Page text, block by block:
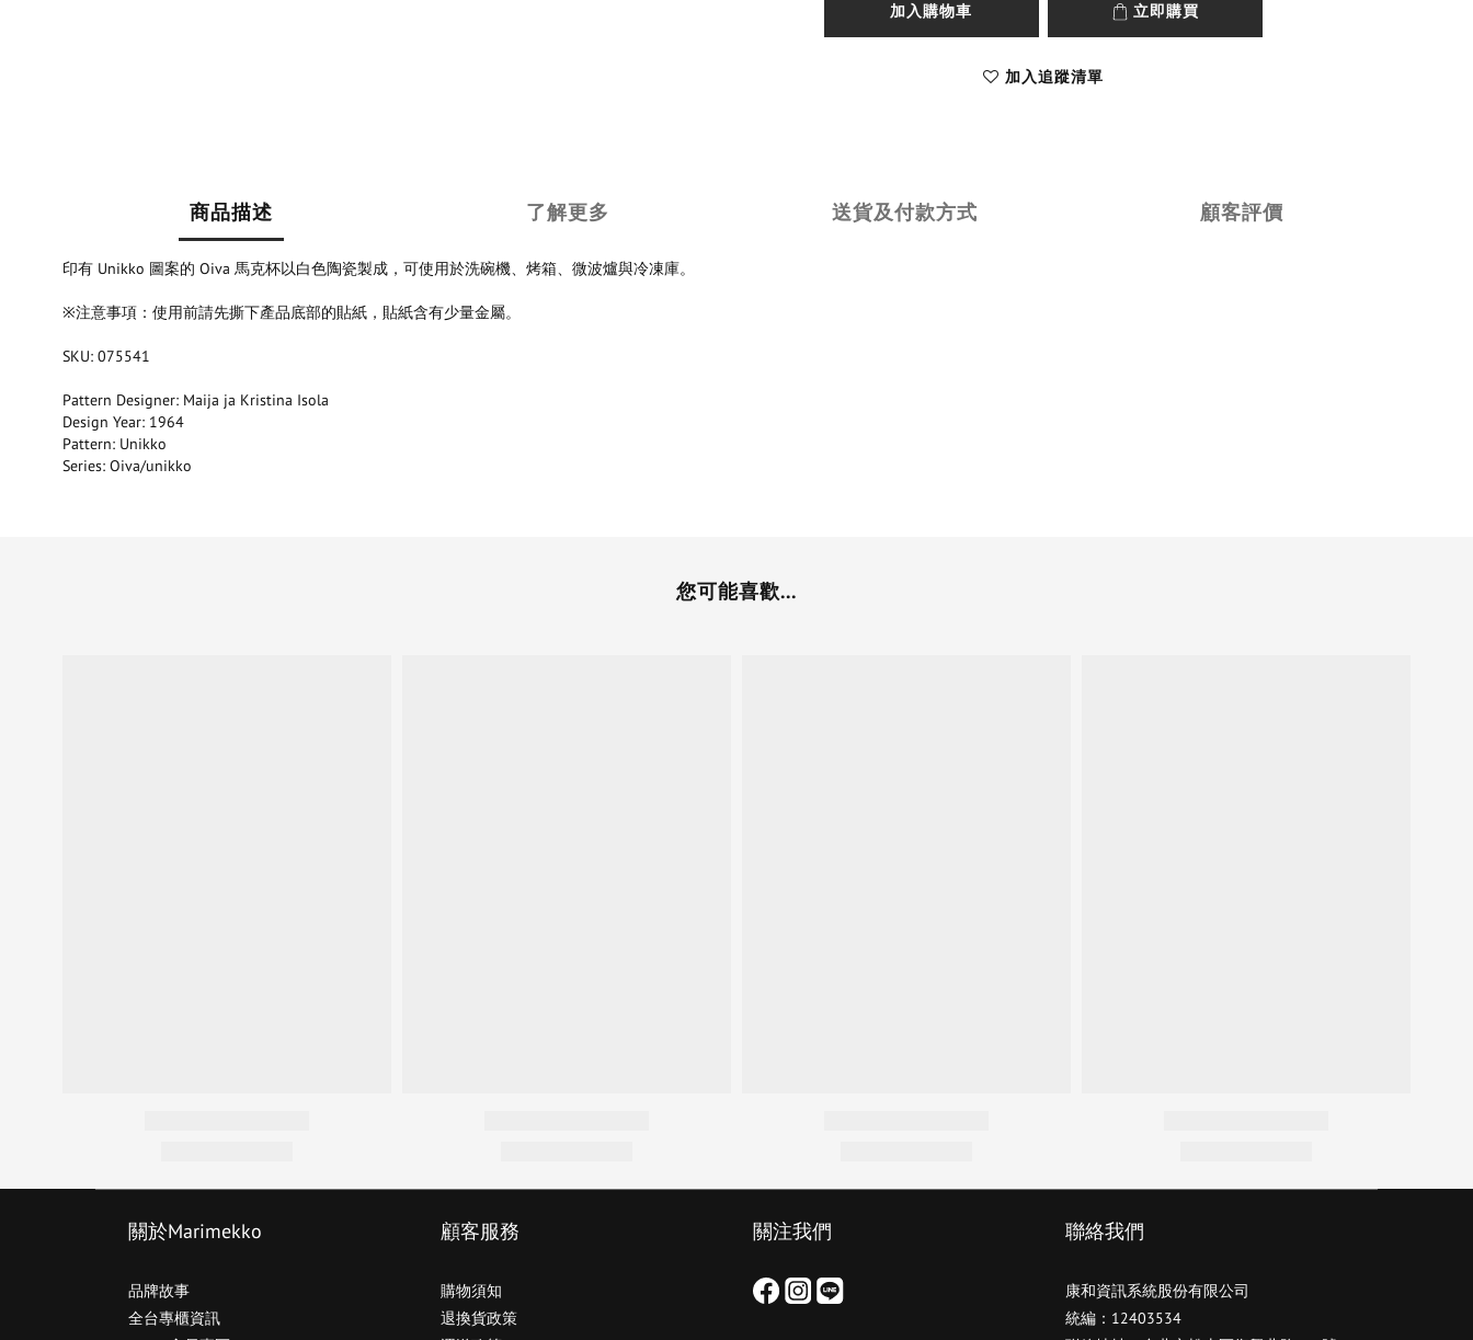
加入購物車 立即購買
加入追蹤清單
商品描述 了解更多 送貨及付款方式 顧客評價
印有 Unikko 圖案的 Oiva 馬克杯以白色陶瓷製成，可使用於洗碗機、烤箱、微波爐與冷凍庫。
※注意事項：使用前請先撕下產品底部的貼紙，貼紙含有少量金屬。
SKU: 075541
Pattern Designer: Maija ja Kristina Isola
Design Year: 1964
Pattern: Unikko
Series: Oiva/unikko
您可能喜歡...
關於Marimekko
品牌故事
全台專櫃資訊
顧客服務
購物須知
退換貨政策
關注我們 聯絡我們
康和資訊系統股份有限公司
統編：12403534